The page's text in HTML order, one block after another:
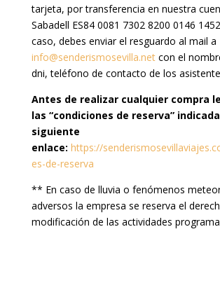
tarjeta, por transferencia en nuestra
Sabadell ES84 0081 7302 8200 0146
caso, debes enviar el resguardo al mail a
info@senderismosevilla.netcon el
dni, teléfono de contacto de los
Antes de realizar cualquier compra
las “condiciones de reserva”
siguiente
enlace: https://
es-de-reserva
** En caso de lluvia o fenómenos
adversos la empresa se reserva el
modificación de las actividades